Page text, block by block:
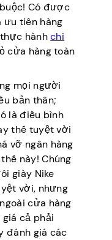
Có được
ưu tiên hàng
hànhchi
cửa hàng toàn
mọi người
bản thân;
là điều bình
thế tuyệt vời
vỡ ngân hàng
này! Chúng
giày Nike
vời, nhưng
cửa hàng
cả phải
đánh giá các